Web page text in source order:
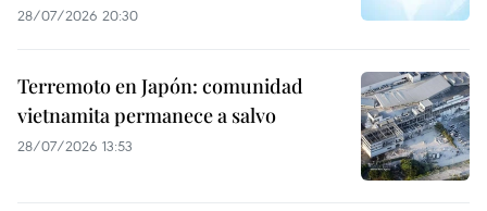
28/07/2026 20:30
Terremoto en Japón: comunidad
vietnamita permanece a salvo
28/07/2026 13:53